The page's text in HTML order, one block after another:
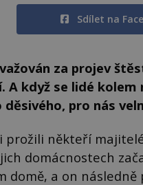
Sdílet na
za projev
A když se lidé
pro nás
prožili někteří
domácnostech
domě, a on následně